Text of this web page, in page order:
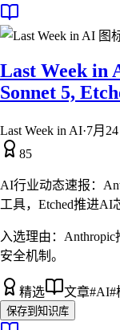
Last Week in
Sonnet 5,
Last Week in AI·7月24
85
AI行业动态速报：
工具，Etched推进AI
入选理由： Anthropic
安全机制。
精选 文章#AI#
保存到知识库